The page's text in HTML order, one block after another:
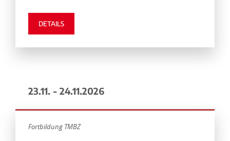
DETAILS
23.11. - 24.11.2026
Fortbildung TMBZ